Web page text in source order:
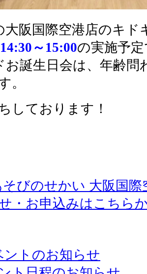
大阪国際空港店のキド
～15:00の実施予
お誕生日会は、年齢問
。
しております！
びのせかい 大阪国際
・お申込みはこちら
ントのお知らせ